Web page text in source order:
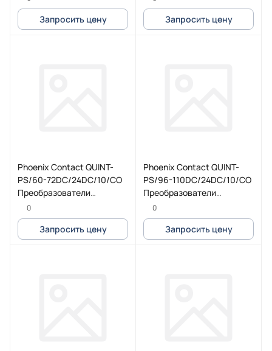
Запросить цену Запросить цену
Phoenix Contact QUINT-
PS/60-72DC/24DC/10/CO
Преобразователи
постоянного тока, с
защитной лакировкой
0
Запросить цену
Phoenix Contact QUINT-
PS/96-110DC/24DC/10/CO
Преобразователи
постоянного тока, с
защитной лакировкой
0
Запросить цену